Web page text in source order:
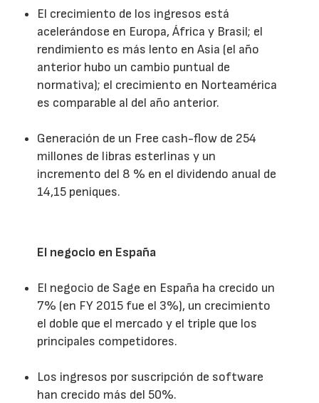
El crecimiento de los ingresos está
acelerándose en Europa, África y Brasil; el
rendimiento es más lento en Asia (el año
anterior hubo un cambio puntual de
normativa); el crecimiento en Norteamérica
es comparable al del año anterior.
Generación de un Free cash-flow de 254
millones de libras esterlinas y un
incremento del 8 % en el dividendo anual de
14,15 peniques.
El negocio en España
El negocio de Sage en España ha crecido un
7% (en FY 2015 fue el 3%), un crecimiento
el doble que el mercado y el triple que los
principales competidores.
Los ingresos por suscripción de software
han crecido más del 50%.